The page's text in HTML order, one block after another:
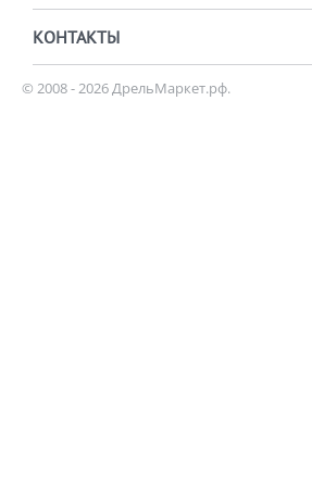
КОНТАКТЫ
© 2008 - 2026 ДрельМаркет.рф.